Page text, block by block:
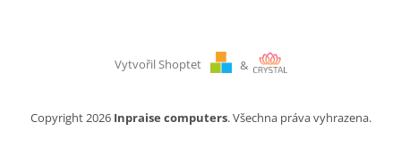
Vytvořil Shoptet &
Copyright 2026 Inpraise computers. Všechna práva vyhrazena.